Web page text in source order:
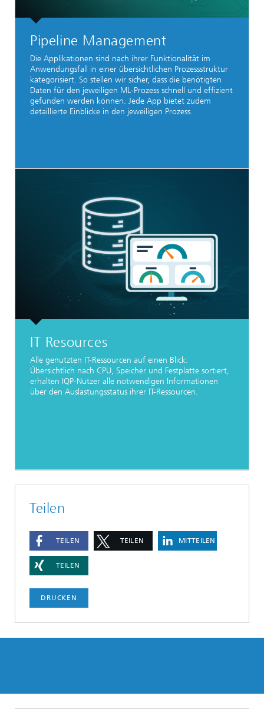
Pipeline Management
Die Applikationen sind nach ihrer Funktionalität im
Anwendungsfall in einer übersichtlichen Prozessstruktur
kategorisiert. So stellen wir sicher, dass die benötigten
Daten für den jeweiligen ML-Prozess schnell und effizient
gefunden werden können. Jede App bietet zudem
detaillierte Einblicke in den jeweiligen Prozess.
IT Resources
Alle genutzten IT-Ressourcen auf einen Blick:
Übersichtlich nach CPU, Speicher und Festplatte sortiert,
erhalten IQP-Nutzer alle notwendigen Informationen
über den Auslastungsstatus ihrer IT-Ressourcen.
Teilen
TEILEN TEILEN MITTEILEN
TEILEN
DRUCKEN